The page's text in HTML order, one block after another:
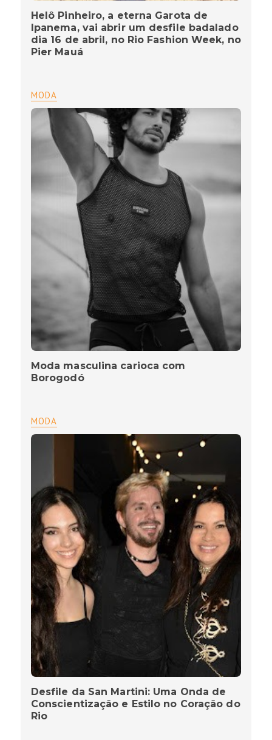
Helô Pinheiro, a eterna Garota de
Ipanema, vai abrir um desfile badalado
dia 16 de abril, no Rio Fashion Week, no
Pier Mauá
MODA
Moda masculina carioca com
Borogodó
MODA
Desfile da San Martini: Uma Onda de
Conscientização e Estilo no Coração do
Rio